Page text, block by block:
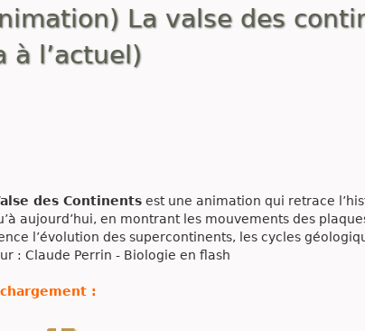
La valse des
à l’actuel)
des Continents est une animation qui retrace
aujourd’hui, en montrant les mouvements des
l’évolution des supercontinents, les cycles
: Claude Perrin - Biologie en flash
: